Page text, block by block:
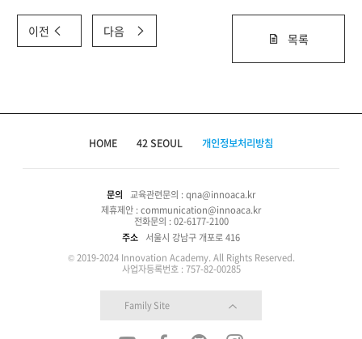
이전 다음 목록
HOME 42 SEOUL 개인정보처리방침
문의 교육관련문의 : qna@innoaca.kr
제휴제안 : communication@innoaca.kr
전화문의 : 02-6177-2100
주소 서울시 강남구 개포로 416
© 2019-2024 Innovation Academy. All Rights Reserved.
사업자등록번호 : 757-82-00285
Family Site